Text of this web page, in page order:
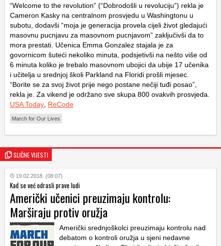
“Welcome to the revolution” (“Dobrodošli u revoluciju”) rekla je
Cameron Kasky na centralnom prosvjedu u Washingtonu u
subotu, dodavši “moja je generacija provela cijeli život gledajući
masovnu pucnjavu za masovnom pucnjavom” zaključivši da to
mora prestati. Učenica Emma Gonzalez stajala je za
govornicom šuteći nekoliko minuta, podsjetivši na nešto više od
6 minuta koliko je trebalo masovnom ubojici da ubije 17 učenika
i učitelja u srednjoj školi Parkland na Floridi prošli mjesec.
“Borite se za svoj život prije nego postane nečiji tuđi posao”,
rekla je. Za vikend je održano sve skupa 800 ovakvih prosvjeda.
USA Today ReCode
March for Our Lives
SLIČNE VIJESTI
19.02.2018. (08:07)
Kad se već odrasli prave ludi
Američki učenici preuzimaju kontrolu:
Marširaju protiv oružja
Američki srednjoškolci preuzimaju kontrolu nad
debatom o kontroli oružja u sjeni nedavne